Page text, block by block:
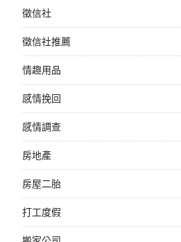
徵信社
徵信社推薦
情趣用品
感情挽回
感情調查
房地產
房屋二胎
打工度假